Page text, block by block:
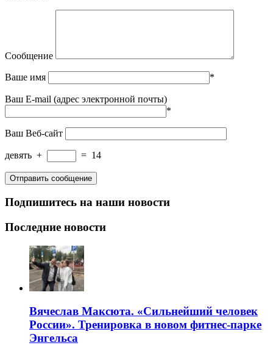
Сообщение
Ваше имя *
Ваш E-mail (адрес электронной почты)
*
Ваш Веб-сайт
девять + = 14
Подпишитесь на наши новости
Последние новости
Вячеслав Максюта. «Сильнейший человек
России». Тренировка в новом фитнес-парке
Энгельса